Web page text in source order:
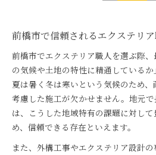
前橋市で信頼されるエクステリ
前橋市でエクステリア職人を選ぶ際
の気候や土地の特性に精通している
夏は暑く冬は寒いという気候のため
考慮した施工が欠かせません。地元
は、こうした地域特有の課題に対し
め、信頼できる存在といえます。
また、外構工事やエクステリア設計